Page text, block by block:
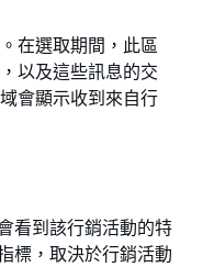
在選取期間，此區
以及這些訊息的交
會顯示收到來自行
看到該行銷活動的特
標，取決於行銷活動